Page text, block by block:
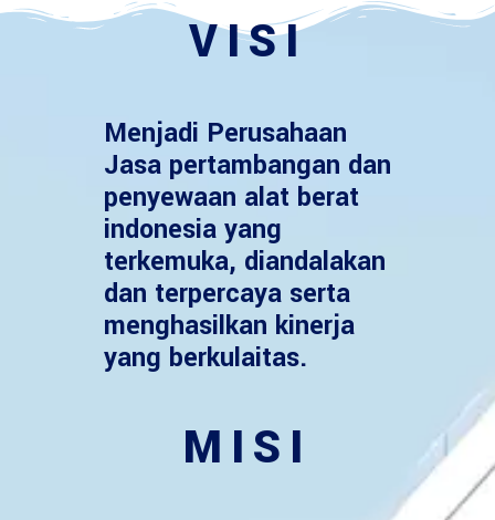
VISI
Menjadi Perusahaan
Jasa pertambangan dan
penyewaan alat berat
indonesia yang
terkemuka, diandalakan
dan terpercaya serta
menghasilkan kinerja
yang berkulaitas.
MISI